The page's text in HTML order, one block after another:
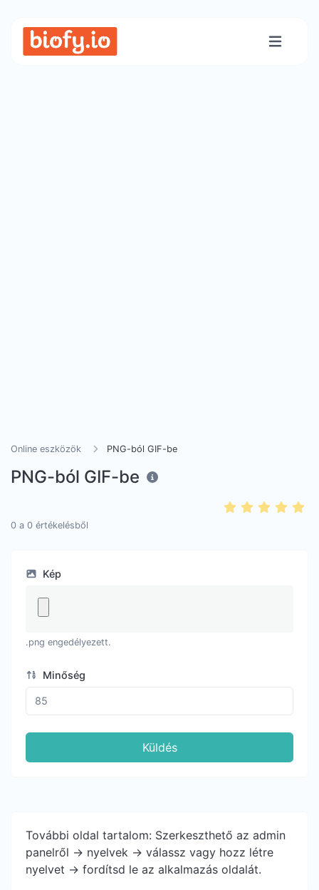
Online eszközök PNG-ból GIF-be
PNG-ból GIF-be
0 a 0 értékelésből
Kép
.png engedélyezett.
Minőség
Küldés
További oldal tartalom: Szerkeszthető az admin
panelről -> nyelvek -> válassz vagy hozz létre
nyelvet -> fordítsd le az alkalmazás oldalát.